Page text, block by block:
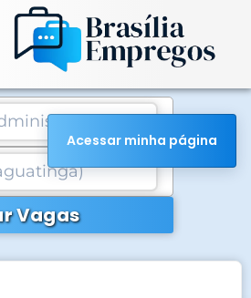
Vagas
Acessar minha página